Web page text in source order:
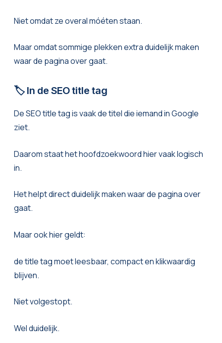
Niet omdat ze overal móéten staan.
Maar omdat sommige plekken extra duidelijk maken
waar de pagina over gaat.
🏷️ In de SEO title tag
De SEO title tag is vaak de titel die iemand in Google
ziet.
Daarom staat het hoofdzoekwoord hier vaak logisch
in.
Het helpt direct duidelijk maken waar de pagina over
gaat.
Maar ook hier geldt:
de title tag moet leesbaar, compact en klikwaardig
blijven.
Niet volgestopt.
Wel duidelijk.